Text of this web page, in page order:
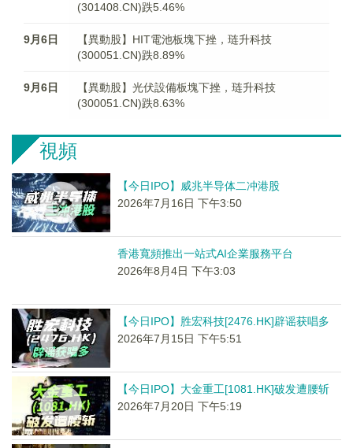
(301408.CN)跌5.46%
9月6日
【異動股】HIT電池板塊下挫，琏升科技
(300051.CN)跌8.89%
9月6日
【異動股】光伏設備板塊下挫，琏升科技
(300051.CN)跌8.63%
視頻
【今日IPO】威兆半导体二冲港股
2026年7月16日 下午3:50
香港寬頻推出一站式AI企業服務平台
2026年8月4日 下午3:03
【今日IPO】胜宏科技[2476.HK]辟谣获唱多
2026年7月15日 下午5:51
【今日IPO】大金重工[1081.HK]破发遭腰斩
2026年7月20日 下午5:19